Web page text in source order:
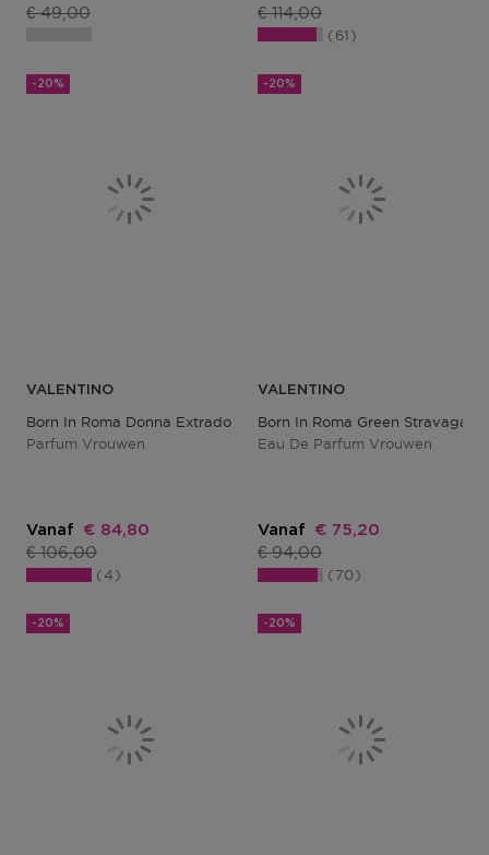
Productprijs
€ 49,00 Productprijs
€ 114,00
61
-20%
VALENTINO
Born In Roma Donna Extradose
Parfum Vrouwen
Vanaf Kortingsprijs
€ 84,80
Productprijs
€ 106,00
4
-20%
VALENTINO
Born In Roma Green
Eau De Parfum Vrouwen
Vanaf Kortingsprijs
€ 75,20
Productprijs
€ 94,00
70
-20% -20%